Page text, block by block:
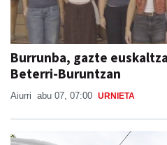
Burrunba, gazte
Beterri-Buruntzan
Aiurri abu 07, 07:00 URNIETA